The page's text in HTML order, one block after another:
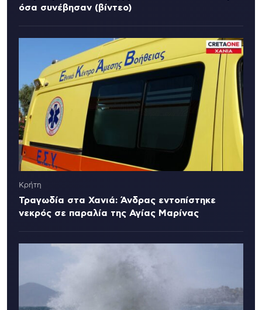
όσα συνέβησαν (βίντεο)
Κρήτη
Τραγωδία στα Χανιά: Άνδρας εντοπίστηκε
νεκρός σε παραλία της Αγίας Μαρίνας